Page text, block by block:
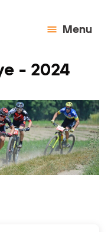
Menu
- 2024